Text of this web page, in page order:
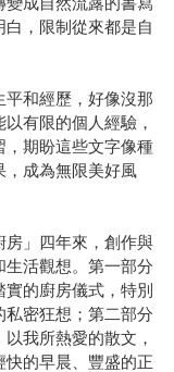
，限制從來都是自
和經歷，好像沒那
有限的個人經驗，
，期盼這些文字像種
，成為無限美好風
房」四年來，創作與
活觀想。第一部分
實的廚房儀式，特別
密狂想；第二部分
我所熱愛的散文，
的早晨、豐盛的正